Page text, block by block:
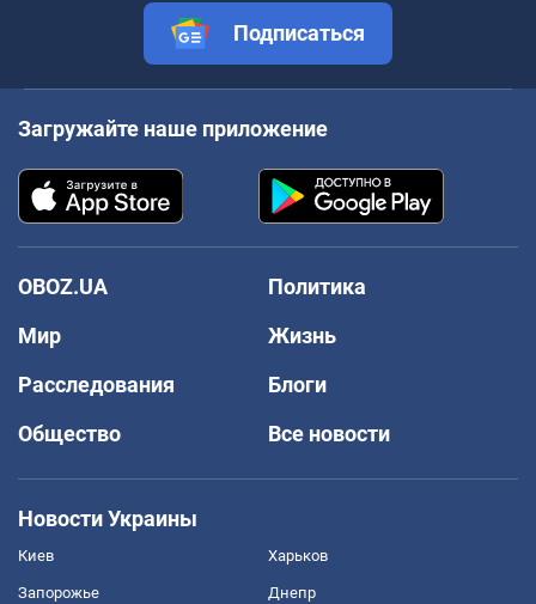
Подписаться
Загружайте наше приложение
OBOZ.UA
Политика
Мир
Жизнь
Расследования
Блоги
Общество
Все новости
Новости Украины
Киев Харьков
Запорожье Днепр